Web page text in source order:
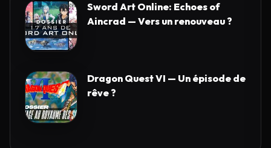
Sword Art Online: Echoes of
Aincrad — Vers un renouveau ?
Dragon Quest VI — Un épisode de
rêve ?